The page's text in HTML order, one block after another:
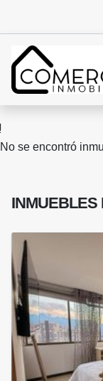
No se encontró
INMUEBLES